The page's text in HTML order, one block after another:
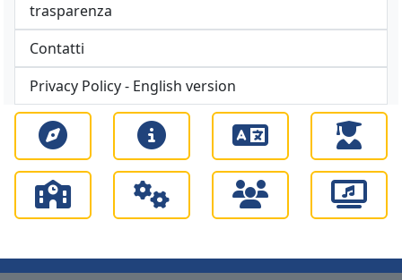
trasparenza
Contatti
Privacy Policy - English version